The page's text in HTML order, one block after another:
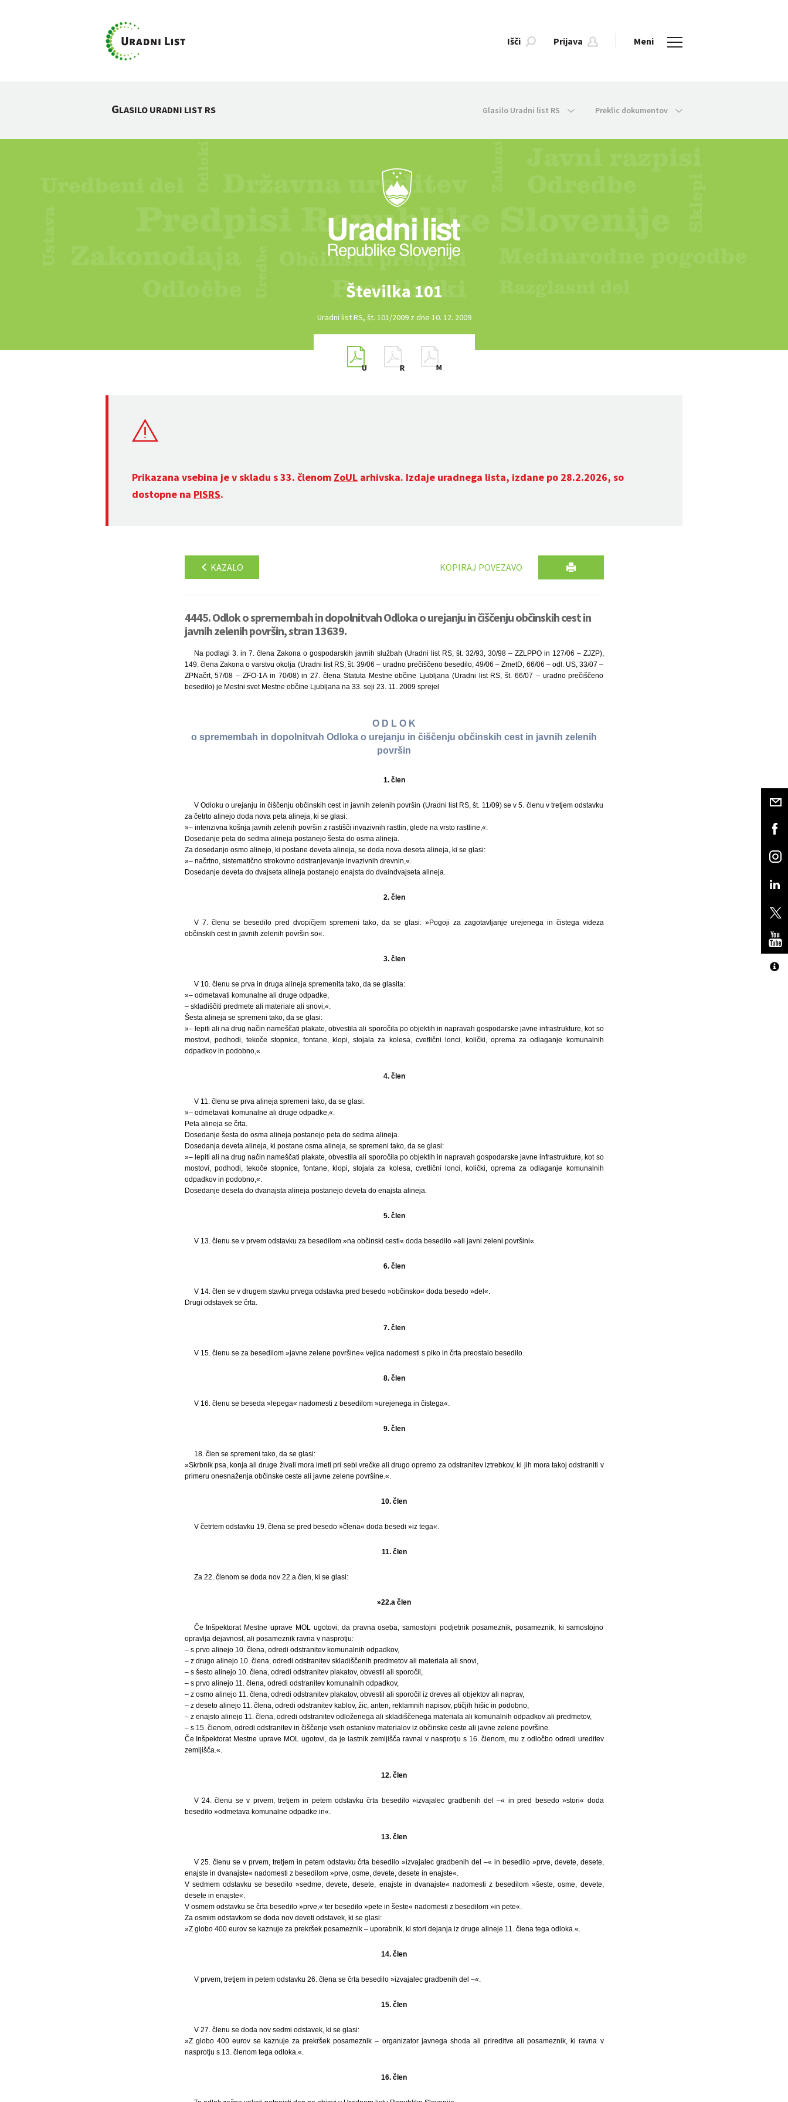
Išči Prijava Meni
GLASILO URADNI LIST RS Glasilo Uradni list RS Preklic dokumentov
Številka 101
Uradni list RS, št. 101/2009 z dne 10. 12. 2009
Prikazana vsebina je v skladu s 33. členom ZoUL arhivska. Izdaje uradnega lista, izdane po 28.2.2026, so
dostopne na PISRS.
KAZALO KOPIRAJ POVEZAVO
4445. Odlok o spremembah in dopolnitvah Odloka o urejanju in čiščenju občinskih cest in
javnih zelenih površin, stran 13639.
Na podlagi 3. in 7. člena Zakona o gospodarskih javnih službah (Uradni list RS, št. 32/93, 30/98 – ZZLPPO in 127/06 – ZJZP),
149. člena Zakona o varstvu okolja (Uradni list RS, št. 39/06 – uradno prečiščeno besedilo, 49/06 – ZmetD, 66/06 – odl. US, 33/07 –
ZPNačrt, 57/08 – ZFO-1A in 70/08) in 27. člena Statuta Mestne občine Ljubljana (Uradni list RS, št. 66/07 – uradno prečiščeno
besedilo) je Mestni svet Mestne občine Ljubljana na 33. seji 23. 11. 2009 sprejel
O D L O K
o spremembah in dopolnitvah Odloka o urejanju in čiščenju občinskih cest in javnih zelenih
površin
1. člen
V Odloku o urejanju in čiščenju občinskih cest in javnih zelenih površin (Uradni list RS, št. 11/09) se v 5. členu v tretjem odstavku
za četrto alinejo doda nova peta alineja, ki se glasi:
»– intenzivna košnja javnih zelenih površin z rastišči invazivnih rastlin, glede na vrsto rastline,«.
Dosedanje peta do sedma alineja postanejo šesta do osma alineja.
Za dosedanjo osmo alinejo, ki postane deveta alineja, se doda nova deseta alineja, ki se glasi:
»– načrtno, sistematično strokovno odstranjevanje invazivnih drevnin,«.
Dosedanje deveta do dvajseta alineja postanejo enajsta do dvaindvajseta alineja.
2. člen
V 7. členu se besedilo pred dvopičjem spremeni tako, da se glasi: »Pogoji za zagotavljanje urejenega in čistega videza
občinskih cest in javnih zelenih površin so«.
3. člen
V 10. členu se prva in druga alineja spremenita tako, da se glasita:
»– odmetavati komunalne ali druge odpadke,
– skladiščiti predmete ali materiale ali snovi,«.
Šesta alineja se spremeni tako, da se glasi:
»– lepiti ali na drug način nameščati plakate, obvestila ali sporočila po objektih in napravah gospodarske javne infrastrukture, kot so
mostovi, podhodi, tekoče stopnice, fontane, klopi, stojala za kolesa, cvetlični lonci, količki, oprema za odlaganje komunalnih
odpadkov in podobno,«.
4. člen
V 11. členu se prva alineja spremeni tako, da se glasi:
»– odmetavati komunalne ali druge odpadke,«.
Peta alineja se črta.
Dosedanje šesta do osma alineja postanejo peta do sedma alineja.
Dosedanja deveta alineja, ki postane osma alineja, se spremeni tako, da se glasi:
»– lepiti ali na drug način nameščati plakate, obvestila ali sporočila po objektih in napravah gospodarske javne infrastrukture, kot so
mostovi, podhodi, tekoče stopnice, fontane, klopi, stojala za kolesa, cvetlični lonci, količki, oprema za odlaganje komunalnih
odpadkov in podobno,«.
Dosedanje deseta do dvanajsta alineja postanejo deveta do enajsta alineja.
5. člen
V 13. členu se v prvem odstavku za besedilom »na občinski cesti« doda besedilo »ali javni zeleni površini«.
6. člen
V 14. člen se v drugem stavku prvega odstavka pred besedo »občinsko« doda besedo »del«.
Drugi odstavek se črta.
7. člen
V 15. členu se za besedilom »javne zelene površine« vejica nadomesti s piko in črta preostalo besedilo.
8. člen
V 16. členu se beseda »lepega« nadomesti z besedilom »urejenega in čistega«.
9. člen
18. člen se spremeni tako, da se glasi:
»Skrbnik psa, konja ali druge živali mora imeti pri sebi vrečke ali drugo opremo za odstranitev iztrebkov, ki jih mora takoj odstraniti v
primeru onesnaženja občinske ceste ali javne zelene površine.«.
10. člen
V četrtem odstavku 19. člena se pred besedo »člena« doda besedi »iz tega«.
11. člen
Za 22. členom se doda nov 22.a člen, ki se glasi:
»22.a člen
Če Inšpektorat Mestne uprave MOL ugotovi, da pravna oseba, samostojni podjetnik posameznik, posameznik, ki samostojno
opravlja dejavnost, ali posameznik ravna v nasprotju:
– s prvo alinejo 10. člena, odredi odstranitev komunalnih odpadkov,
– z drugo alinejo 10. člena, odredi odstranitev skladiščenih predmetov ali materiala ali snovi,
– s šesto alinejo 10. člena, odredi odstranitev plakatov, obvestil ali sporočil,
– s prvo alinejo 11. člena, odredi odstranitev komunalnih odpadkov,
– z osmo alinejo 11. člena, odredi odstranitev plakatov, obvestil ali sporočil iz dreves ali objektov ali naprav,
– z deseto alinejo 11. člena, odredi odstranitev kablov, žic, anten, reklamnih napisov, ptičjih hišic in podobno,
– z enajsto alinejo 11. člena, odredi odstranitev odloženega ali skladiščenega materiala ali komunalnih odpadkov ali predmetov,
– s 15. členom, odredi odstranitev in čiščenje vseh ostankov materialov iz občinske ceste ali javne zelene površine.
Če Inšpektorat Mestne uprave MOL ugotovi, da je lastnik zemljišča ravnal v nasprotju s 16. členom, mu z odločbo odredi ureditev
zemljišča.«.
12. člen
V 24. členu se v prvem, tretjem in petem odstavku črta besedilo »izvajalec gradbenih del –« in pred besedo »stori« doda
besedilo »odmetava komunalne odpadke in«.
13. člen
V 25. členu se v prvem, tretjem in petem odstavku črta besedilo »izvajalec gradbenih del –« in besedilo »prve, devete, desete,
enajste in dvanajste« nadomesti z besedilom »prve, osme, devete, desete in enajste«.
V sedmem odstavku se besedilo »sedme, devete, desete, enajste in dvanajste« nadomesti z besedilom »šeste, osme, devete,
desete in enajste«.
V osmem odstavku se črta besedilo »prve,« ter besedilo »pete in šeste« nadomesti z besedilom »in pete«.
Za osmim odstavkom se doda nov deveti odstavek, ki se glasi:
»Z globo 400 eurov se kaznuje za prekršek posameznik – uporabnik, ki stori dejanja iz druge alineje 11. člena tega odloka.«.
14. člen
V prvem, tretjem in petem odstavku 26. člena se črta besedilo »izvajalec gradbenih del –«.
15. člen
V 27. členu se doda nov sedmi odstavek, ki se glasi:
»Z globo 400 eurov se kaznuje za prekršek posameznik – organizator javnega shoda ali prireditve ali posameznik, ki ravna v
nasprotju s 13. členom tega odloka.«.
16. člen